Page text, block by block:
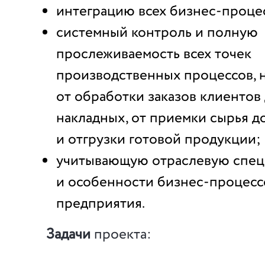
интеграцию всех бизнес-
системный контроль и полную
прослеживаемость всех точек
производственных процессов,
от обработки заказов
накладных, от приемки сырья
и отгрузки готовой продукции;
учитывающую отраслевую
и особенности бизнес-
предприятия.
Задачи проекта: